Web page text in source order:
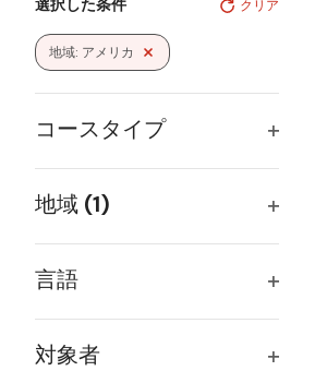
any
of
the
form
will
cause
the
list
of
events
refresh
with
選択した条件 クリア
地域: アメリカ Remove filters
コースタイプ
Open
filter
地域 (1)
Open
filter
言語
Open
filter
対象者